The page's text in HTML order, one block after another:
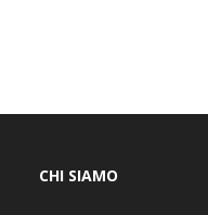
CHI SIAMO